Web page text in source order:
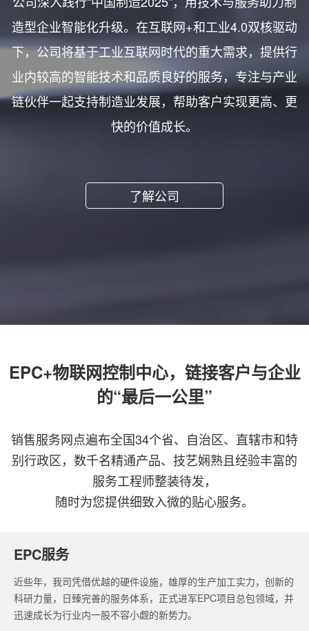
造型企业智能化升级。在互联网+和工业4.0双核驱动
下，公司将基于工业互联网时代的重大需求，提供行
业内较高的智能技术和品质良好的服务，专注与产业
链伙伴一起支持制造业发展，帮助客户实现更高、更
快的价值成长。
了解公司
EPC+物联网控制中心，链接客户与企业
的“最后一公里”
销售服务网点遍布全国34个省、自治区、直辖市和特
别行政区，数千名精通产品、技艺娴熟且经验丰富的
服务工程师整装待发，
随时为您提供细致入微的贴心服务。
EPC服务
近些年，我司凭借优越的硬件设施，雄厚的生产加工实力，创新的
科研力量，日臻完善的服务体系，正式进军EPC项目总包领域，并
迅速成长为行业内一股不容小觑的新势力。